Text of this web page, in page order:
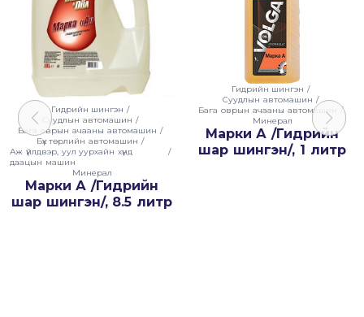
Гидрийн шингэн /
Суудлын автомашин /
Бага оврын ачааны автомашин /
Бүх төрлийн автомашин /
Аж үйлдвэр, уул уурхайн хүнд
даацын машин
/
Минерал
Марки А /Гидрийн
шар шингэн/, 8.5 литр
Гидрийн шингэн /
Суудлын автомашин /
Бага оврын ачааны автомашин
/
Минерал
Марки А /Гидрийн
шар шингэн/, 1 литр